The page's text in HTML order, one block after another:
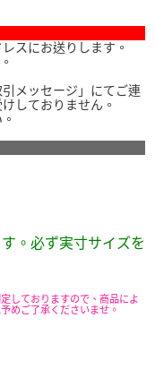
スにお送りします。
メッセージ」にてご連
しておりません。
。必ず実寸サイズを
しておりますので、商品によ
めご了承くださいませ。